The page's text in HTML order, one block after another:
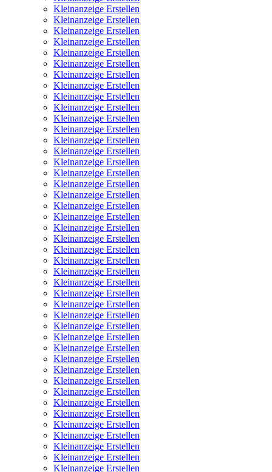
Kleinanzeige Erstellen
Kleinanzeige Erstellen
Kleinanzeige Erstellen
Kleinanzeige Erstellen
Kleinanzeige Erstellen
Kleinanzeige Erstellen
Kleinanzeige Erstellen
Kleinanzeige Erstellen
Kleinanzeige Erstellen
Kleinanzeige Erstellen
Kleinanzeige Erstellen
Kleinanzeige Erstellen
Kleinanzeige Erstellen
Kleinanzeige Erstellen
Kleinanzeige Erstellen
Kleinanzeige Erstellen
Kleinanzeige Erstellen
Kleinanzeige Erstellen
Kleinanzeige Erstellen
Kleinanzeige Erstellen
Kleinanzeige Erstellen
Kleinanzeige Erstellen
Kleinanzeige Erstellen
Kleinanzeige Erstellen
Kleinanzeige Erstellen
Kleinanzeige Erstellen
Kleinanzeige Erstellen
Kleinanzeige Erstellen
Kleinanzeige Erstellen
Kleinanzeige Erstellen
Kleinanzeige Erstellen
Kleinanzeige Erstellen
Kleinanzeige Erstellen
Kleinanzeige Erstellen
Kleinanzeige Erstellen
Kleinanzeige Erstellen
Kleinanzeige Erstellen
Kleinanzeige Erstellen
Kleinanzeige Erstellen
Kleinanzeige Erstellen
Kleinanzeige Erstellen
Kleinanzeige Erstellen
Kleinanzeige Erstellen